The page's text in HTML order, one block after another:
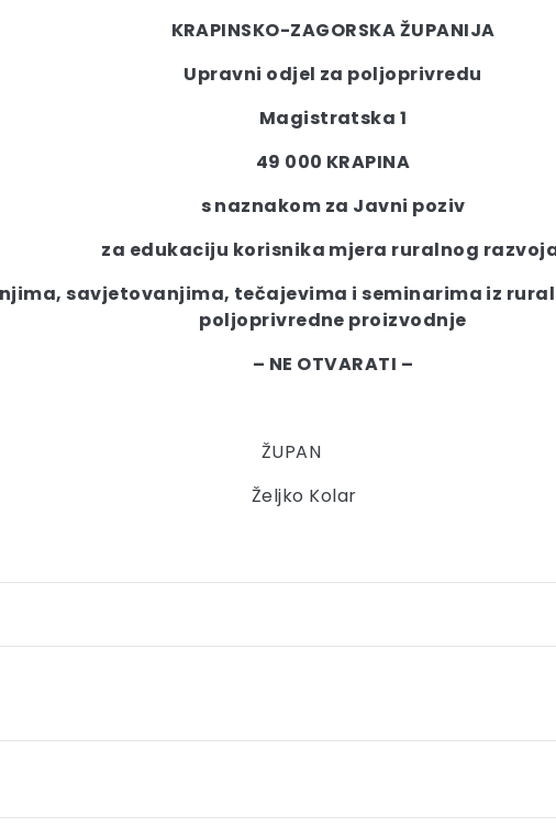
KRAPINSKO-ZAGORSKA ŽUPANIJA
Upravni odjel za poljoprivredu
Magistratska 1
49 000 KRAPINA
s naznakom za Javni poziv
za edukaciju korisnika mjera ruralnog
savjetovanjima, tečajevima i seminarima iz
poljoprivredne proizvodnje
– NE OTVARATI –
Kolar